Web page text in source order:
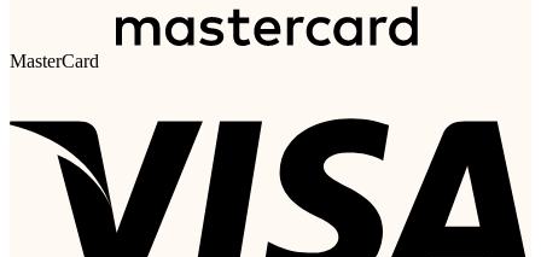
MasterCard